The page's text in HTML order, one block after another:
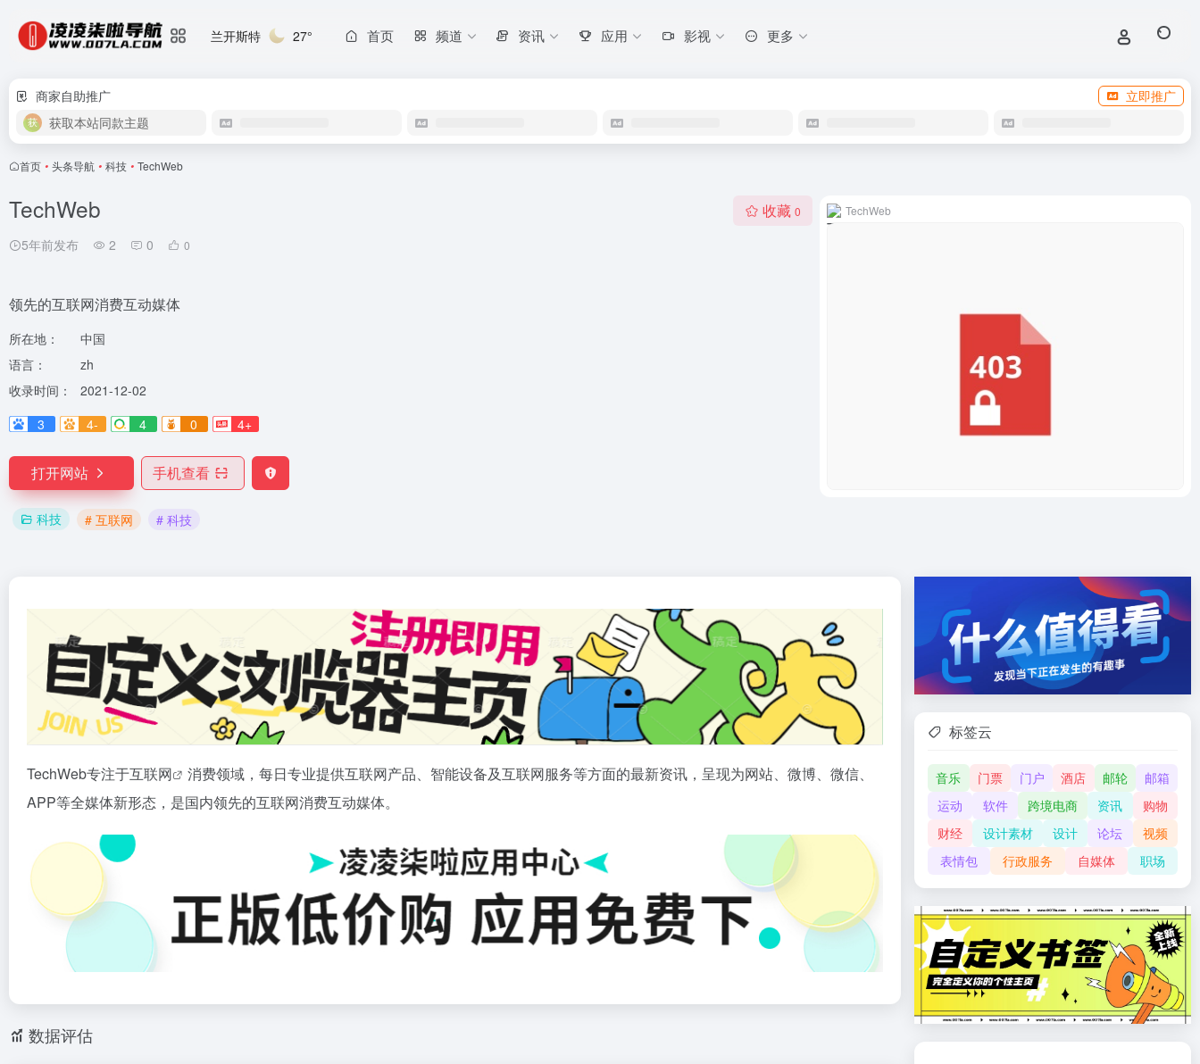
兰开斯特 27° 首页 频道 资讯 应用 影视 更多
商家自助推广
立即推广
获取本站同款主题
首页 • 头条导航 • 科技 • TechWeb
TechWeb
5年前发布 2 0 0
收藏 0
领先的互联网消费互动媒体
所在地：
中国
语言：
zh
收录时间：
2021-12-02
3
4- 4 0 4+
打开网站 手机查看
科技 # 互联网 # 科技
TechWeb
TechWeb专注于互联网
消费领域，每日专业提供互联网产品、智能设备及互联网服务等方面的最新资讯，呈现为网站、微博、微信、
APP等全媒体新形态，是国内领先的互联网消费互动媒体。
数据评估
标签云
音乐 门票 门户 酒店 邮轮
邮箱
运动
软件 跨境电商 资讯
购物
财经
设计素材 设计 论坛
视频
表情包
行政服务 自媒体 职场